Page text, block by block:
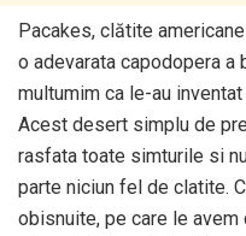
Pacakes, clătite
o adevarata capodopera a
multumim ca le-au
Acest desert simplu de
rasfata toate simturile si
parte niciun fel de clatite.
obisnuite, pe care le